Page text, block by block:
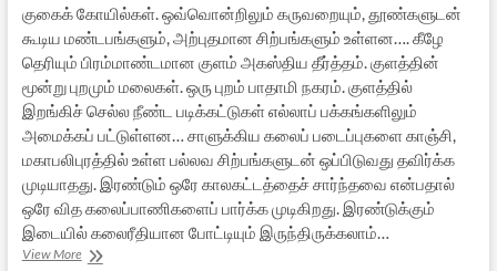
குகைக் கோயில்கள். ஒவ்வொன்றிலும் கருவறையும், தூண்களுடன்
கூடிய மண்டபங்களும், அற்புதமான சிற்பங்களும் உள்ளன…. கீழே
தெரியும் பிரம்மாண்டமான குளம் அகஸ்திய தீர்த்தம். குளத்தின்
மூன்று புறமும் மலைகள். ஒரு புறம் பாதாமி நகரம். குளத்தில்
இறங்கிச் செல்ல நீண்ட படிக்கட்டுகள் எல்லாப் பக்கங்களிலும்
அமைக்கப் பட்டுள்ளன… சாளுக்கிய கலைப் படைப்புகளை காஞ்சி,
மகாபலிபுரத்தில் உள்ள பல்லவ சிற்பங்களுடன் ஒப்பிடுவது தவிர்க்க
முடியாதது. இரண்டும் ஒரே காலகட்டத்தைச் சார்ந்தவை என்பதால்
ஒரே வித கலைப்பாணிகளைப் பார்க்க முடிகிறது. இரண்டுக்கும்
இடையில் கலைரீதியான போட்டியும் இருந்திருக்கலாம்…
View Moreஒரு